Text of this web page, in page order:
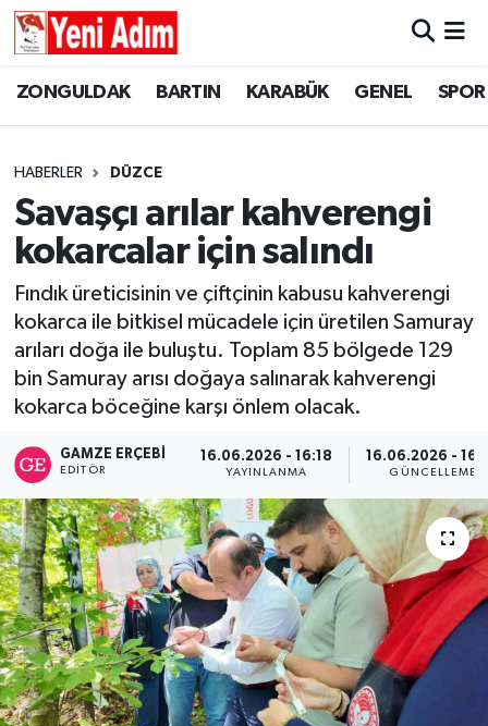
ZONGULDAK BARTIN KARABÜK GENEL SPOR
HABERLER DÜZCE
Savaşçı arılar kahverengi
kokarcalar için salındı
Fındık üreticisinin ve çiftçinin kabusu kahverengi
kokarca ile bitkisel mücadele için üretilen Samuray
arıları doğa ile buluştu. Toplam 85 bölgede 129
bin Samuray arısı doğaya salınarak kahverengi
kokarca böceğine karşı önlem olacak.
GAMZE ERÇEBI
EDITÖR
16.06.2026 - 16:18
YAYINLANMA
16.06.2026 -
GÜNCELLEME
ZONGULDAK
GÜNCEL
SİYASET
RESMİ İLAN
ZONGULDAK
GENEL
SPOR
SİYASET
SAĞLIK
GÜNCEL
RESMİ İLAN
Künye
Zonguldak Hava Durumu
Tüm Manşetler
Son Dakika Haberleri
Haber Arşivi